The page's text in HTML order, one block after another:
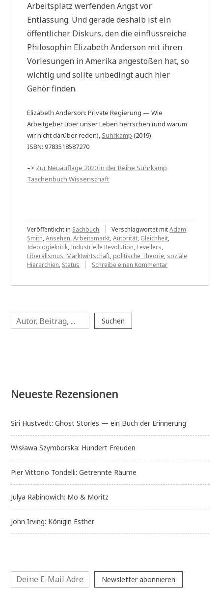
Arbeitsplatz werfenden Angst vor
Entlassung. Und gerade deshalb ist ein
öffentlicher Diskurs, den die einflussreiche
Philosophin Elizabeth Anderson mit ihren
Vorlesungen in Amerika angestoßen hat, so
wichtig und sollte unbedingt auch hier
Gehör finden.
Elizabeth Anderson: Private Regierung — Wie
Arbeitgeber über unser Leben herrschen (und warum
wir nicht darüber reden), Suhrkamp (2019)
ISBN: 9783518587270
–> Zur Neuauflage 2020 in der Reihe Suhrkamp
Taschenbuch Wissenschaft
Veröffentlicht in Sachbuch Verschlagwortet mitAdam
Smith,Ansehen,Arbeitsmarkt,Autorität, Gleichheit,
Ideologiekritik, Industrielle Revolution, Levellers,
Liberalismus, Marktwirtschaft, politische Theorie, soziale
Hierarchien, Status Schreibe einen Kommentarzu
Suchen
Suchen
Neueste Rezensionen
Siri Hustvedt: Ghost Stories — ein Buch der Erinnerung
Wisława Szymborska: Hundert Freuden
Pier Vittorio Tondelli: Getrennte Räume
Julya Rabinowich: Mo & Moritz
John Irving: Königin Esther
Newsletter abonnieren